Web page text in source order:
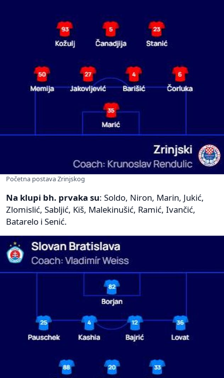
Početna postava Zrinjskog
Na klupi bh. prvaka su: Soldo, Niron, Marin, Jukić,
Zlomislić, Sabljić, Kiš, Malekinušić, Ramić, Ivančić,
Batarelo i Senić.